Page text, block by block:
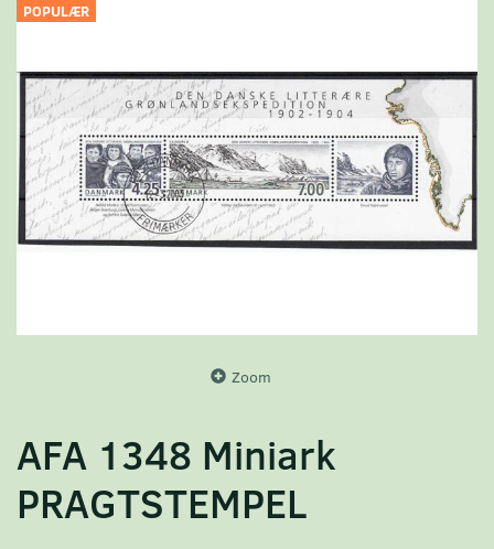
POPULÆR
Zoom
AFA 1348 Miniark
PRAGTSTEMPEL